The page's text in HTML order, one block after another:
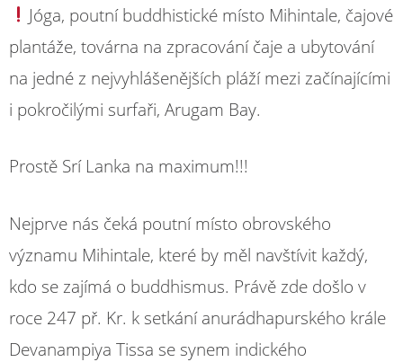
Jóga, poutní buddhistické místo Mihintale, čajové
plantáže, továrna na zpracování čaje a ubytování
na jedné z nejvyhlášenějších pláží mezi začínajícími
i pokročilými surfaři, Arugam Bay.
Prostě Srí Lanka na maximum!!!
Nejprve nás čeká poutní místo obrovského
významu Mihintale, které by měl navštívit každý,
kdo se zajímá o buddhismus. Právě zde došlo v
roce 247 př. Kr. k setkání anurádhapurského krále
Devanampiya Tissa se synem indického